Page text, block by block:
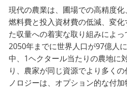
現代の農業は、圃場での高精度
燃料費と投入資材費の低減、変
た収量への着実な取り組みによっ
2050年までに世界人口が97億人
中、1ヘクタール当たりの農地に
り、農家が同じ資源でより多く
ノロジーは、オプション的な付